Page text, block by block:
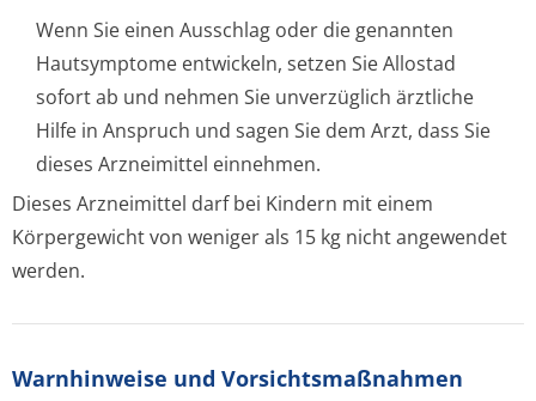
Wenn Sie einen Ausschlag oder die genannten
Hautsymptome entwickeln, setzen Sie Allostad
sofort ab und nehmen Sie unverzüglich ärztliche
Hilfe in Anspruch und sagen Sie dem Arzt, dass Sie
dieses Arzneimittel einnehmen.
Dieses Arzneimittel darf bei Kindern mit einem
Körpergewicht von weniger als 15 kg nicht angewendet
werden.
Warnhinweise und Vorsichtsmaßnahmen